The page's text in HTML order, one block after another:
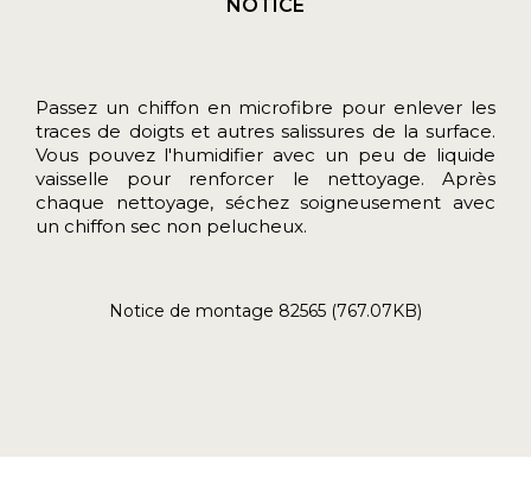
NOTICE
Passez un chiffon en microfibre pour enlever les
traces de doigts et autres salissures de la surface.
Vous pouvez l'humidifier avec un peu de liquide
vaisselle pour renforcer le nettoyage. Après
chaque nettoyage, séchez soigneusement avec
un chiffon sec non pelucheux.
Notice de montage 82565 (767.07KB)